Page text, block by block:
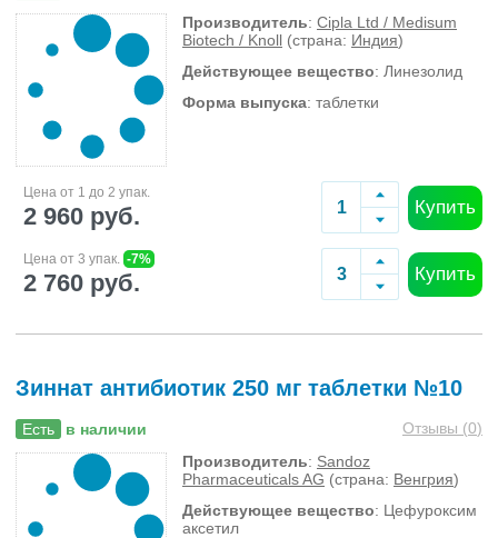
Производитель: Cipla Ltd / Medisum
Biotech / Knoll (страна: Индия)
Действующее вещество: Линезолид
Форма выпуска: таблетки
Цена от 1 до 2 упак.
2 960 руб. Купить
Цена от 3 упак. -7%
2 760 руб. Купить
Зиннат антибиотик 250 мг таблетки №10
Есть в наличии Отзывы (0)
Производитель: Sandoz
Pharmaceuticals AG (страна: Венгрия)
Действующее вещество: Цефуроксим
аксетил